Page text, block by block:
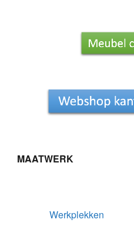
MAATWERK
Werkplekken